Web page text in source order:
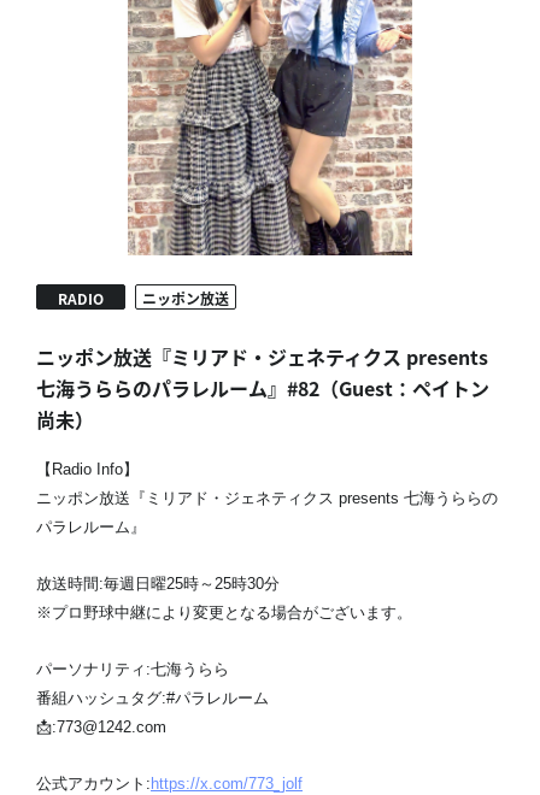
RADIO ニッポン放送
ニッポン放送『ミリアド・ジェネティクス presents
七海うららのパラレルーム』#82（Guest：ペイトン
尚未）
【Radio Info】
ニッポン放送『ミリアド・ジェネティクス presents 七海うららの
パラレルーム』
放送時間:毎週日曜25時～25時30分
※プロ野球中継により変更となる場合がございます。
パーソナリティ:七海うらら
番組ハッシュタグ:#パラレルーム
📩:773@1242.com
公式アカウント: https://x.com/773_jolf